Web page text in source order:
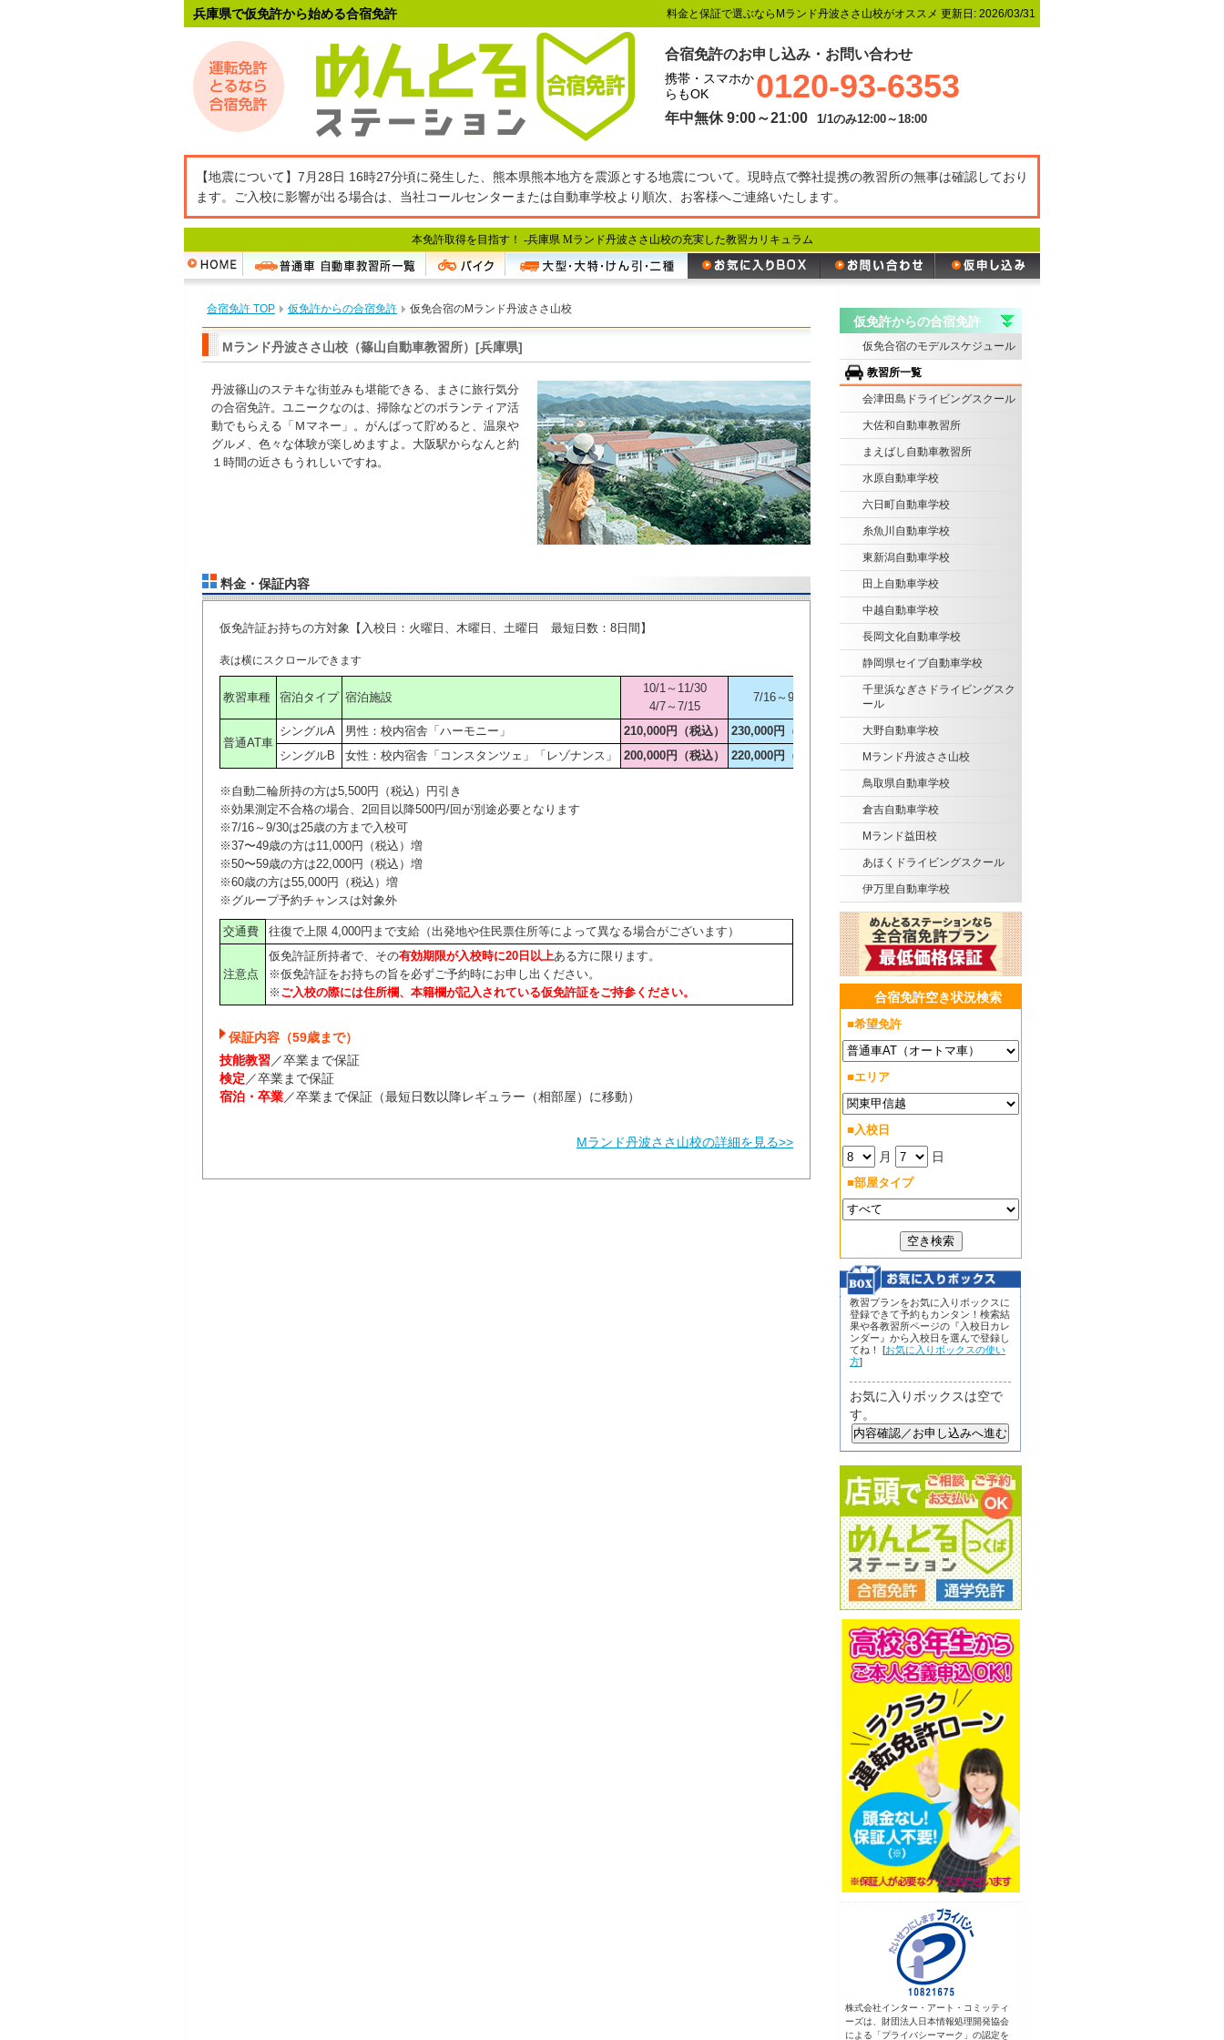
兵庫県で仮免許から始める合宿免許 料金と保証で選ぶならMランド丹波ささ山校がオススメ 更新日: 2026/03/31
合宿免許のお申し込み・お問い合わせ
携帯・スマホか
らもOK
0120-93-6353
年中無休 9:00～21:00 1/1のみ12:00～18:00
【地震について】7月28日 16時27分頃に発生した、熊本県熊本地方を震源とする地震について。現時点で弊社提携の教習所の無事は確認しており
ます。ご入校に影響が出る場合は、当社コールセンターまたは自動車学校より順次、お客様へご連絡いたします。
本免許取得を目指す！ -兵庫県 Mランド丹波ささ山校の充実した教習カリキュラム
合宿免許 TOP 仮免許からの合宿免許 仮免合宿のMランド丹波ささ山校
Mランド丹波ささ山校（篠山自動車教習所）[兵庫県]
丹波篠山のステキな街並みも堪能できる、まさに旅行気分
の合宿免許。ユニークなのは、掃除などのボランティア活
動でもらえる「Ｍマネー」。がんばって貯めると、温泉や
グルメ、色々な体験が楽しめますよ。大阪駅からなんと約
１時間の近さもうれしいですね。
料金・保証内容
仮免許証お持ちの方対象【入校日：火曜日、木曜日、土曜日 最短日数：8日間】
教習車種 宿泊タイプ 宿泊施設
10/1～11/30
4/7～7/15
7/16～9/30
普通AT車
シングルA 男性：校内宿舎「ハーモニー」 210,000円（税込）
230,000円（税込）
シングルB
女性：校内宿舎「コンスタンツェ」「レゾナンス」 200,000円（税込） 220,000円（税込）
※自動二輪所持の方は5,500円（税込）円引き
※効果測定不合格の場合、2回目以降500円/回が別途必要となります
※7/16～9/30は25歳の方まで入校可
※37〜49歳の方は11,000円（税込）増
※50〜59歳の方は22,000円（税込）増
※60歳の方は55,000円（税込）増
※グループ予約チャンスは対象外
交通費 往復で上限 4,000円まで支給（出発地や住民票住所等によって異なる場合がございます）
注意点
仮免許証所持者で、その有効期限が入校時に20日以上ある方に限ります。
※仮免許証をお持ちの旨を必ずご予約時にお申し出ください。
※ ご入校の際には住所欄、本籍欄が記入されている仮免許証をご持参ください。
保証内容（59歳まで）
技能教習／卒業まで保証​
検定／卒業まで保証​
宿泊・卒業／卒業まで保証（最短日数以降レギュラー（相部屋）に移動）
Mランド丹波ささ山校の詳細を見る>>
仮免許からの合宿免許
仮免合宿のモデルスケジュール
教習所一覧
会津田島ドライビングスクール
大佐和自動車教習所
まえばし自動車教習所
水原自動車学校
六日町自動車学校
糸魚川自動車学校
東新潟自動車学校
田上自動車学校
中越自動車学校
長岡文化自動車学校
静岡県セイブ自動車学校
千里浜なぎさドライビングスク
ール
大野自動車学校
Mランド丹波ささ山校
鳥取県自動車学校
倉吉自動車学校
Mランド益田校
あほくドライビングスクール
伊万里自動車学校
合宿免許空き状況検索
■希望免許
■エリア
■入校日
月 日
■部屋タイプ
教習プランをお気に入りボックスに
登録できて予約もカンタン！検索結
果や各教習所ページの『入校日カレ
ンダー』から入校日を選んで登録し
てね！ [お気に入りボックスの使い
方]
お気に入りボックスは空で
す。
株式会社インター・アート・コミッティ
ーズは、財団法人日本情報処理開発協会
による「プライバシーマーク」の認定を